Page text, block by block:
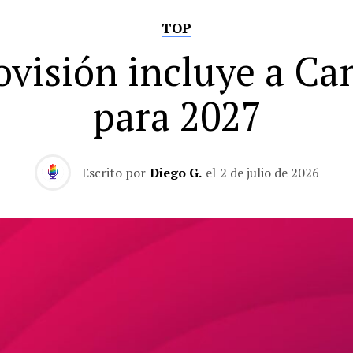
TOP
incluye a
para 2027
Escrito por Diego G. el 2 de julio de 2026